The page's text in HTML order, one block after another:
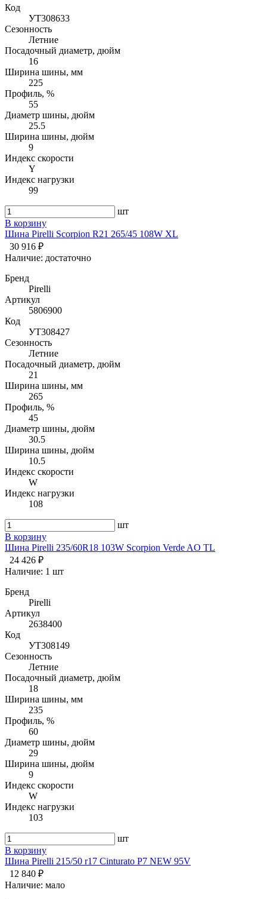
Код
УТ308633
Сезонность
Летние
Посадочный диаметр, дюйм
16
Ширина шины, мм
225
Профиль, %
55
Диаметр шины, дюйм
25.5
Ширина шины, дюйм
9
Индекс скорости
Y
Индекс нагрузки
99
шт
В корзину
Шина Pirelli Scorpion R21 265/45 108W XL
30 916 ₽
Наличие: достаточно
Бренд
Pirelli
Артикул
5806900
Код
УТ308427
Сезонность
Летние
Посадочный диаметр, дюйм
21
Ширина шины, мм
265
Профиль, %
45
Диаметр шины, дюйм
30.5
Ширина шины, дюйм
10.5
Индекс скорости
W
Индекс нагрузки
108
шт
В корзину
Шина Pirelli 235/60R18 103W Scorpion Verde AO TL
24 426 ₽
Наличие: 1 шт
Бренд
Pirelli
Артикул
2638400
Код
УТ308149
Сезонность
Летние
Посадочный диаметр, дюйм
18
Ширина шины, мм
235
Профиль, %
60
Диаметр шины, дюйм
29
Ширина шины, дюйм
9
Индекс скорости
W
Индекс нагрузки
103
шт
В корзину
Шина Pirelli 215/50 r17 Cinturato P7 NEW 95V
12 840 ₽
Наличие: мало